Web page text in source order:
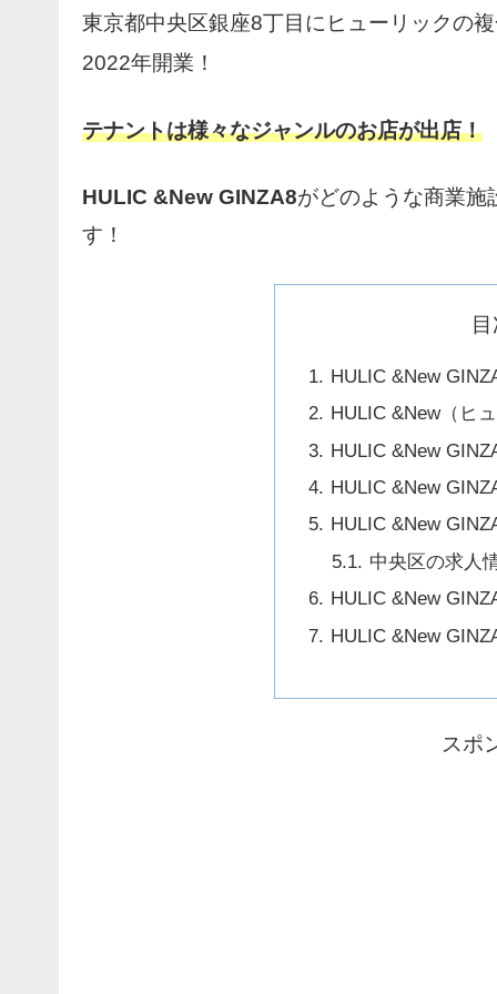
東京都中央区銀座8丁目にヒューリックの
2022年開業！
テナントは様々なジャンルのお店が出店！
HULIC &New GINZA8がどのような商業施
す！
HULIC &New
HULIC &New（ヒ
HULIC &New
HULIC &New
HULIC &New
中央区の求人
HULIC &New
HULIC &New
スポ